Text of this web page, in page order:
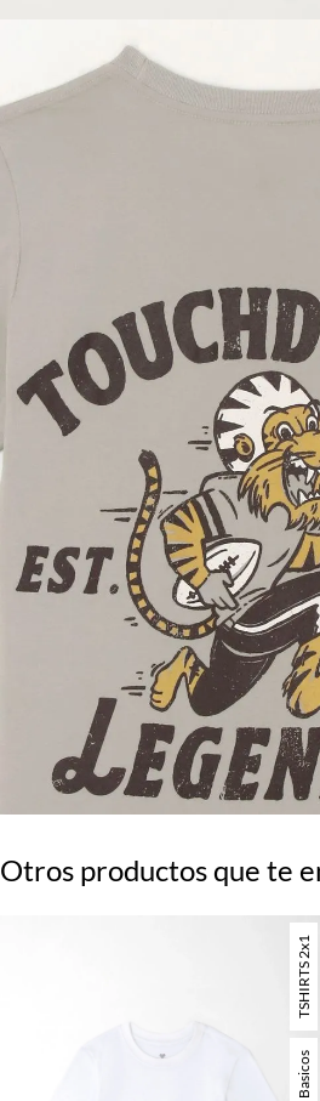
Otros productos que te
Basicos
TSHIRTS 2x1